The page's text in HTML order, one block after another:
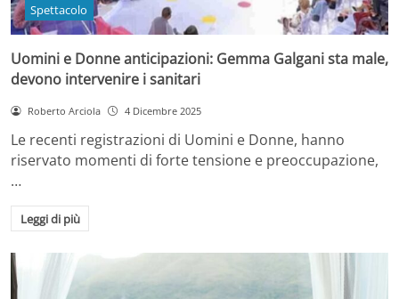
Spettacolo
Uomini e Donne anticipazioni: Gemma Galgani sta male,
devono intervenire i sanitari
Roberto Arciola 4 Dicembre 2025
Le recenti registrazioni di Uomini e Donne, hanno
riservato momenti di forte tensione e preoccupazione,
…
Leggi di più